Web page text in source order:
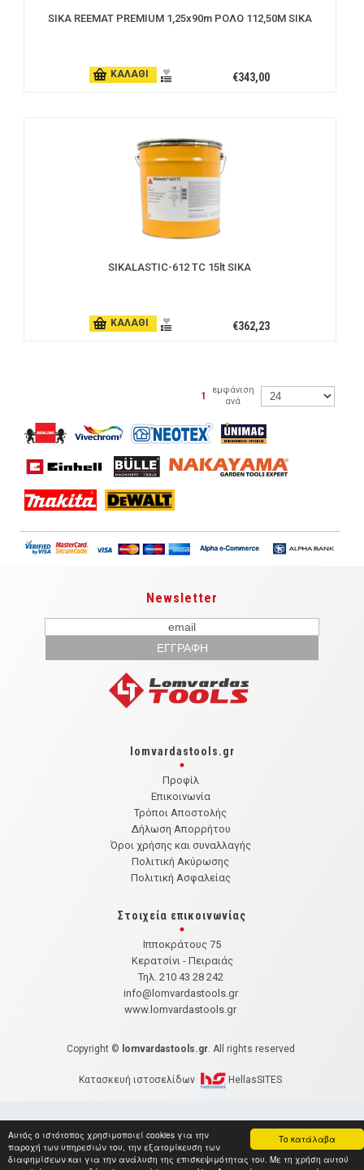
Το κατάλαβα
Αυτός ο ιστότοπος χρησιμοποιεί cookies για την
παροχή των υπηρεσιών του, την εξατομίκευση των
διαφημίσεων και για την ανάλυση της επισκεψιμότητας του. Με τη χρήση αυτού
SIKA REEMAT PREMIUM 1,25x90m ΡΟΛΟ 112,50M SIKA
ΚΑΛΑΘΙ €343,00
SIKALASTIC-612 TC 15lt SIKA
ΚΑΛΑΘΙ €362,23
1
εμφάνιση
ανά
Newsletter
lomvardastools.gr
Προφίλ
Επικοινωνία
Τρόποι Αποστολής
Δήλωση Απορρήτου
Όροι χρήσης και συναλλαγής
Πολιτική Ακύρωσης
Πολιτική Ασφαλείας
Στοιχεία επικοινωνίας
Ιπποκράτους 75
Κερατσίνι - Πειραιάς
Τηλ. 210 43 28 242
info@lomvardastools.gr
www.lomvardastools.gr
Copyright © lomvardastools.gr. All rights reserved
Κατασκευή ιστοσελίδων HellasSITES